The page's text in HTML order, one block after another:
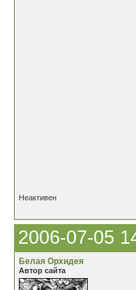
Неактивен
2006-07-05
Белая Орхидея
Автор сайта